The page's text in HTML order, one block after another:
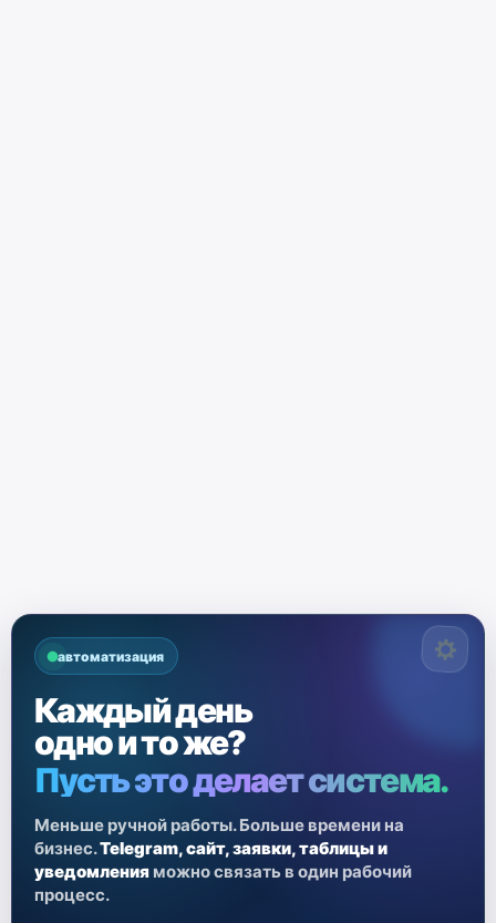
автоматизация
Каждый день
одно и то же?
Пусть это делает система.
Меньше ручной работы. Больше времени на
бизнес.Telegram, сайт, заявки, таблицы и
уведомления можно связать в один рабочий
процесс.